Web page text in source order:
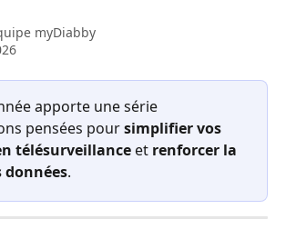
myDiabby
apporte une série
pensées pour simplifier vos
télésurveillance et renforcer la
.